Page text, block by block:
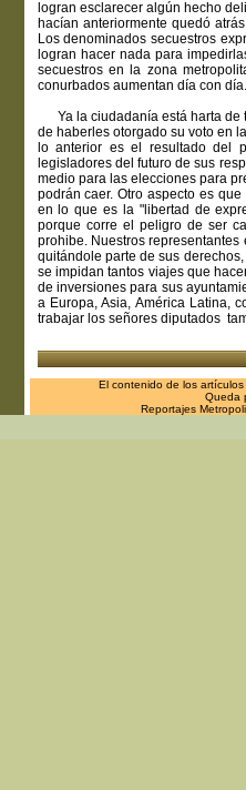
logran esclarecer algún hecho
hacían anteriormente quedó
Los denominados secuestros
logran hacer nada para
secuestros en la zona
conurbados aumentan día con día.
Ya la ciudadanía está harta de
de haberles otorgado su voto en
lo anterior es el resultado del
legisladores del futuro de sus
medio para las elecciones para
podrán caer. Otro aspecto es
en lo que es la "libertad de
porque corre el peligro de ser
prohibe. Nuestros
quitándole parte de sus
se impidan tantos viajes que
de inversiones para sus
a Europa, Asia, América Latina,
trabajar los señores diputados
El contenido de los
Queda
Reportajes